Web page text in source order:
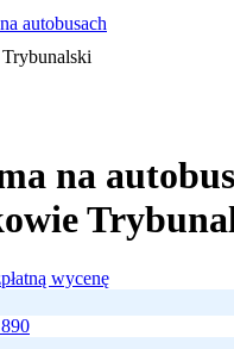
autobusach
na
wycenę